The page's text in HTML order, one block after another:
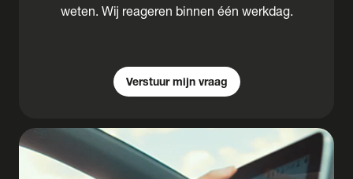
weten. Wij reageren binnen één werkdag.
Verstuur mijn vraag